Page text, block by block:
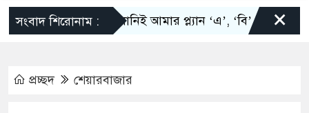
সংবাদ শিরোনাম :স্কালোনিই আমার প্ল্যান ‘এ’, ‘বি’ এবং ‘সি’:×
প্রচ্ছদ শেয়ারবাজার